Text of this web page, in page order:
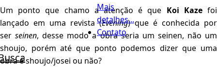
Mais
detalhes...
Contato
Um ponto que chamo a atenção é que Koi Kazefoi
lançado em uma revista (Evening) que é conhecida por
serseinen, desse modo a obra seria um seinen, não um
shoujo, porém até que ponto podemos dizer que uma
obra é shoujo/josei ou não?